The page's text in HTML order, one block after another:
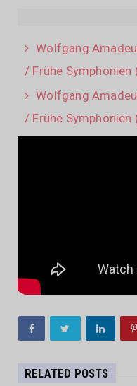
Wolfgang
/ Frühe Symphonien
Wolfgang
/ Frühe Symphonien
RELATED POSTS